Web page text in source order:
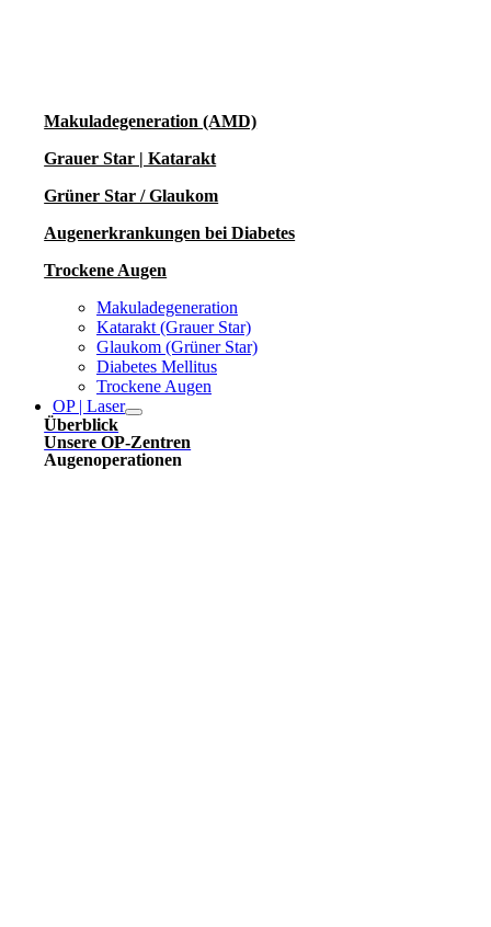
Makuladegeneration (AMD)
Grauer Star | Katarakt
Grüner Star / Glaukom
Augenerkrankungen bei Diabetes
Trockene Augen
Makuladegeneration
Katarakt (Grauer Star)
Glaukom (Grüner Star)
Diabetes Mellitus
Trockene Augen
OP | Laser
Überblick
Unsere OP-Zentren
Augenoperationen